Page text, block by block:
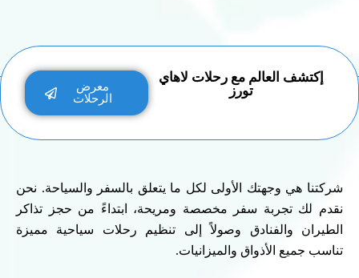
إكتشف العالم مع رحلات لاهاي
تورز
معرض
الرحلات
شركتنا هي وجهتك الأولى لكل ما يتعلق بالسفر والسياحة. نحن
نقدم لك تجربة سفر مخصصة ومريحة، ابتداءً من حجز تذاكر
الطيران والفنادق وصولاً إلى تنظيم رحلات سياحية مميزة
تناسب جميع الأذواق والميزانيات.